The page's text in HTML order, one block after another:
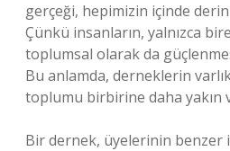
gerçeği, hepimizin içinde
Çünkü insanların, yalnızca
toplumsal olarak da
Bu anlamda, derneklerin
toplumu birbirine daha yakın
Bir dernek, üyelerinin benzer